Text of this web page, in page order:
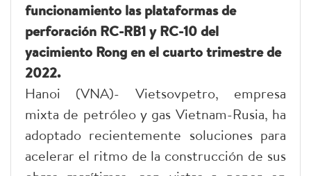
funcionamiento las plataformas de
perforación RC-RB1 y RC-10 del
yacimiento Rong en el cuarto trimestre de
2022.
Hanoi (VNA)- Vietsovpetro, empresa
mixta de petróleo y gas Vietnam-Rusia, ha
adoptado recientemente soluciones para
acelerar el ritmo de la construcción de sus